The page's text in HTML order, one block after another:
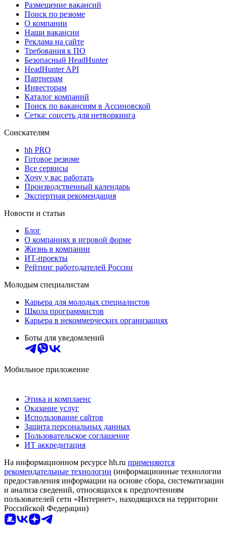
Размещение вакансий
Поиск по резюме
О компании
Наши вакансии
Реклама на сайте
Требования к ПО
Безопасный HeadHunter
HeadHunter API
Партнерам
Инвесторам
Каталог компаний
Поиск по вакансиям в Ассиновской
Сетка: соцсеть для нетворкинга
Соискателям
hh PRO
Готовое резюме
Все сервисы
Хочу у вас работать
Производственный календарь
Экспертная рекомендация
Новости и статьи
Блог
О компаниях в игровой форме
Жизнь в компании
ИТ-проекты
Рейтинг работодателей России
Молодым специалистам
Карьера для молодых специалистов
Школа программистов
Карьера в некоммерческих организациях
Боты для уведомлений
Мобильное приложение
Этика и комплаенс
Оказание услуг
Использование сайтов
Защита персональных данных
Пользовательское соглашение
ИТ аккредитация
На информационном ресурсе hh.ru применяются
рекомендательные технологии (информационные технологии
предоставления информации на основе сбора, систематизации
и анализа сведений, относящихся к предпочтениям
пользователей сети «Интернет», находящихся на территории
Российской Федерации)